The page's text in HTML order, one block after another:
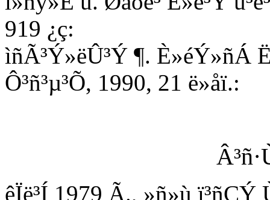
919 ¿ç:
ìñÃ³Ý»ëÛ³Ý ¶. È»éÝ»ñÁ
Ô³ñ³µ³Õ, 1990, 21 ë»åï.:
êÏë³Í 1979 Ã., »ñ»ù ï³ñÇÝ